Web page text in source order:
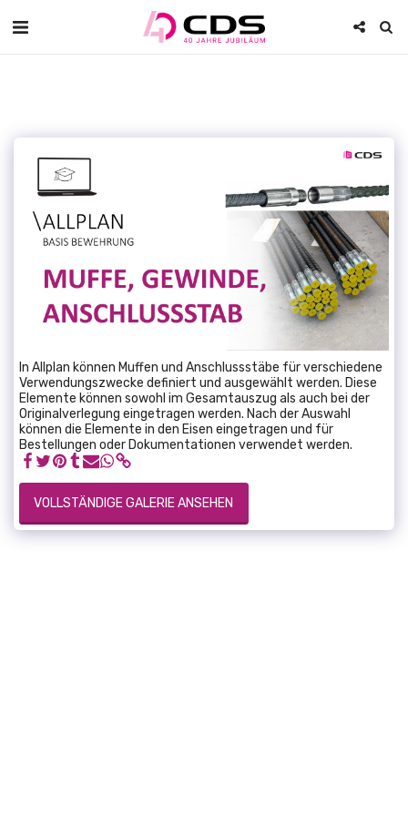
In Allplan können Muffen und Anschlussstäbe für verschiedene
Verwendungszwecke definiert und ausgewählt werden. Diese
Elemente können sowohl im Gesamtauszug als auch bei der
Originalverlegung eingetragen werden. Nach der Auswahl
können die Elemente in den Eisen eingetragen und für
Bestellungen oder Dokumentationen verwendet werden.
VOLLSTÄNDIGE GALERIE ANSEHEN